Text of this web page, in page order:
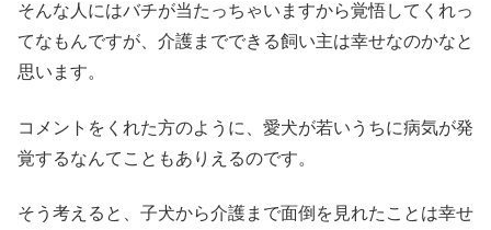
そんな人にはバチが当たっちゃいますから覚悟してくれっ
てなもんですが、介護までできる飼い主は幸せなのかなと
思います。
コメントをくれた方のように、愛犬が若いうちに病気が発
覚するなんてこともありえるのです。
そう考えると、子犬から介護まで面倒を見れたことは幸せ